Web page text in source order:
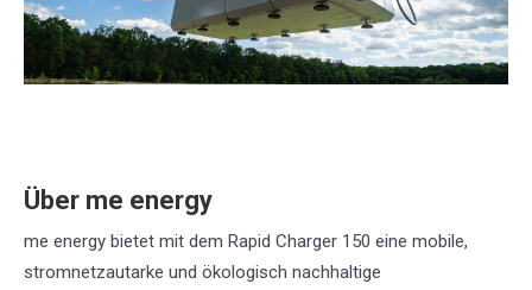
Über me energy
me energy bietet mit dem Rapid Charger 150 eine mobile,
stromnetzautarke und ökologisch nachhaltige